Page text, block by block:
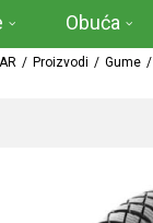
Obuća
Proizvodi Gume